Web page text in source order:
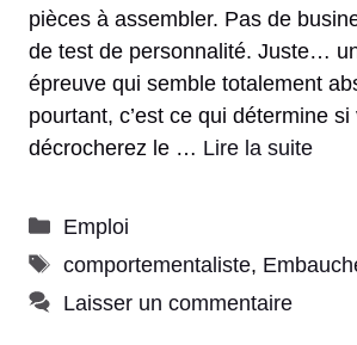
pièces à assembler. Pas de
de test de personnalité. Juste…
épreuve qui semble totalement
pourtant, c’est ce qui détermine si
décrocherez le … Lire la suite
Catégories
Emploi
Étiquettes
comportementaliste,
Laisser un commentaire